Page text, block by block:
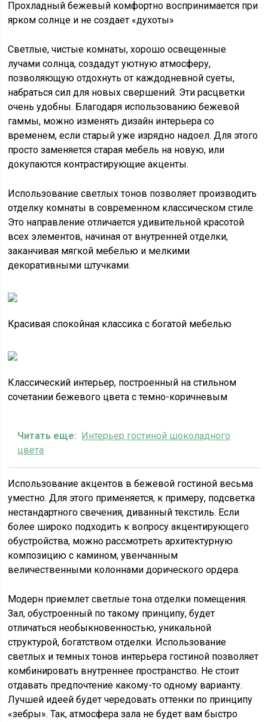
Прохладный бежевый комфортно воспринимается при
ярком солнце и не создает «духоты»
Светлые, чистые комнаты, хорошо освещенные
лучами солнца, создадут уютную атмосферу,
позволяющую отдохнуть от каждодневной суеты,
набраться сил для новых свершений. Эти расцветки
очень удобны. Благодаря использованию бежевой
гаммы, можно изменять дизайн интерьера со
временем, если старый уже изрядно надоел. Для этого
просто заменяется старая мебель на новую, или
докупаются контрастирующие акценты.
Использование светлых тонов позволяет производить
отделку комнаты в современном классическом стиле.
Это направление отличается удивительной красотой
всех элементов, начиная от внутренней отделки,
заканчивая мягкой мебелью и мелкими
декоративными штучками.
Красивая спокойная классика с богатой мебелью
Классический интерьер, построенный на стильном
сочетании бежевого цвета с темно-коричневым
Читать еще: Интерьер гостиной шоколадного
цвета
Использование акцентов в бежевой гостиной весьма
уместно. Для этого применяется, к примеру, подсветка
нестандартного свечения, диванный текстиль. Если
более широко подходить к вопросу акцентирующего
обустройства, можно рассмотреть архитектурную
композицию с камином, увенчанным
величественными колоннами дорического ордера.
Модерн приемлет светлые тона отделки помещения.
Зал, обустроенный по такому принципу, будет
отличаться необыкновенностью, уникальной
структурой, богатством отделки. Использование
светлых и темных тонов интерьера гостиной позволяет
комбинировать внутреннее пространство. Не стоит
отдавать предпочтение какому-то одному варианту.
Лучшей идеей будет чередовать оттенки по принципу
«зебры». Так, атмосфера зала не будет вам быстро